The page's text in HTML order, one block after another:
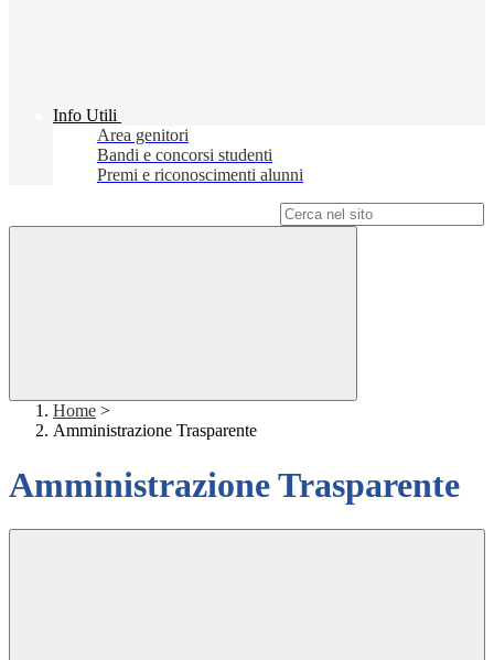
Info Utili
Area genitori
Bandi e concorsi studenti
Premi e riconoscimenti alunni
Home >
Amministrazione Trasparente
Amministrazione Trasparente